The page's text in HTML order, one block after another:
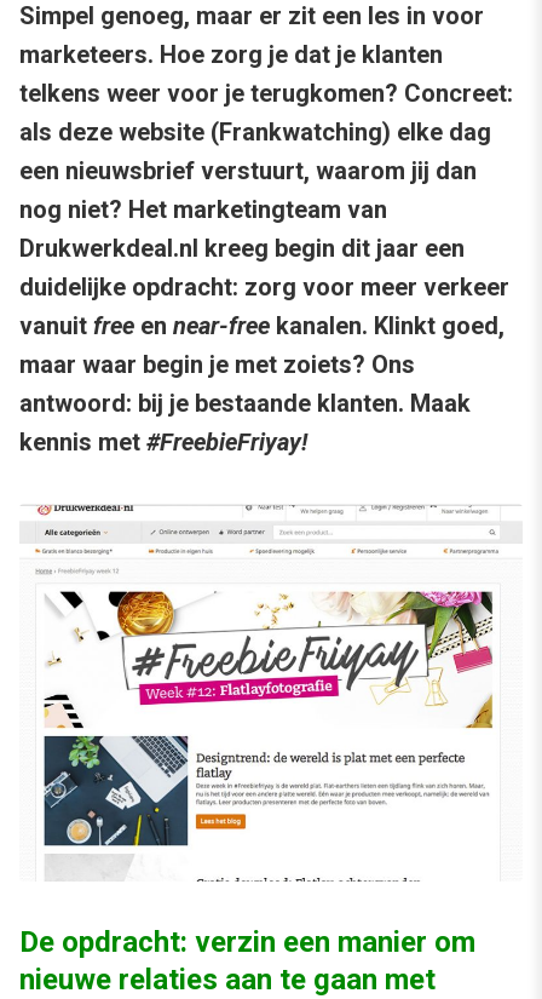
Simpel genoeg, maar er zit een les in voor
marketeers. Hoe zorg je dat je klanten
telkens weer voor je terugkomen? Concreet:
als deze website (Frankwatching) elke dag
een nieuwsbrief verstuurt, waarom jij dan
nog niet? Het marketingteam van
Drukwerkdeal.nl kreeg begin dit jaar een
duidelijke opdracht: zorg voor meer verkeer
vanuit free en near-free kanalen. Klinkt goed,
maar waar begin je met zoiets? Ons
antwoord: bij je bestaande klanten. Maak
kennis met #FreebieFriyay!
De opdracht: verzin een manier om
nieuwe relaties aan te gaan met